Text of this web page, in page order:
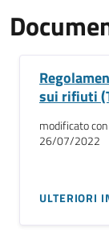
sui rifiuti
modificato
26/07/2022
ULTERIORI